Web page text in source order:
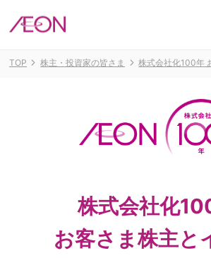
TOP 株主・投資家の皆さま 株式会社化100年
株式会社化
お客さま株主と